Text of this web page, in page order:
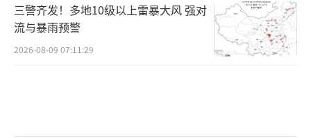
三警齐发！多地10级以上雷暴大风 强对
流与暴雨预警
2026-08-09 07:11:29